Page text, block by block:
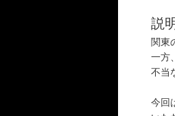
説
関東
一方
不当
今回